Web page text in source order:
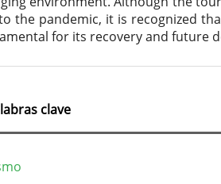
the pandemic, it is recognized
for its recovery and future
clave